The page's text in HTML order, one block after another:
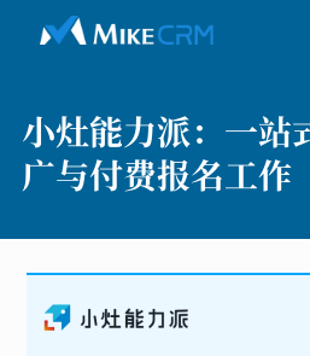
小灶能力派： 一站
广与付费报名工作